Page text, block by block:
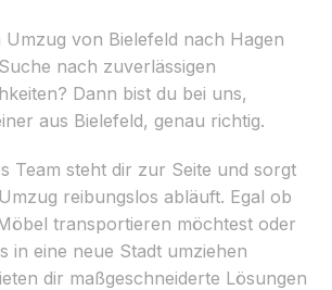
Umzug von Bielefeld nach Hagen
nach zuverlässigen
Dann bist du bei uns,
aus Bielefeld, genau richtig.
Team steht dir zur Seite und sorgt
reibungslos abläuft. Egal ob
transportieren möchtest oder
in eine neue Stadt umziehen
dir maßgeschneiderte Lösungen